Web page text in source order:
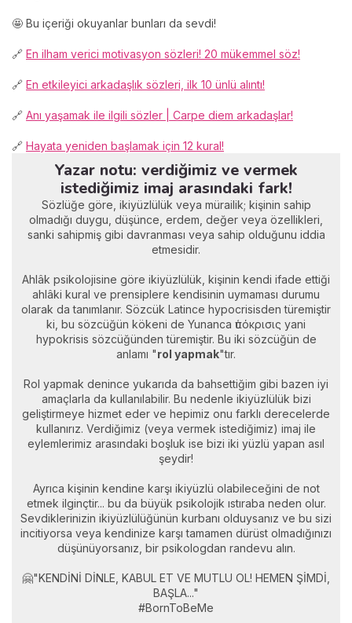
🤩 Bu içeriği okuyanlar bunları da sevdi!
🔗 En ilham verici motivasyon sözleri! 20 mükemmel söz!
🔗 En etkileyici arkadaşlık sözleri, ilk 10 ünlü alıntı!
🔗 Anı yaşamak ile ilgili sözler | Carpe diem arkadaşlar!
🔗 Hayata yeniden başlamak için 12 kural!
Yazar notu: verdiğimiz ve vermek
istediğimiz imaj arasındaki fark!
Sözlüğe göre, ikiyüzlülük veya mürailik; kişinin sahip
olmadığı duygu, düşünce, erdem, değer veya özellikleri,
sanki sahipmiş gibi davranması veya sahip olduğunu iddia
etmesidir.
Ahlâk psikolojisine göre ikiyüzlülük, kişinin kendi ifade ettiği
ahlâki kural ve prensiplere kendisinin uymaması durumu
olarak da tanımlanır. Sözcük Latince hypocrisisden türemiştir
ki, bu sözcüğün kökeni de Yunanca ὑπόκρισις yani
hypokrisis sözcüğünden türemiştir. Bu iki sözcüğün de
anlamı "rol yapmak"tır.
Rol yapmak denince yukarıda da bahsettiğim gibi bazen iyi
amaçlarla da kullanılabilir. Bu nedenle ikiyüzlülük bizi
geliştirmeye hizmet eder ve hepimiz onu farklı derecelerde
kullanırız. Verdiğimiz (veya vermek istediğimiz) imaj ile
eylemlerimiz arasındaki boşluk ise bizi iki yüzlü yapan asıl
şeydir!
Ayrıca kişinin kendine karşı ikiyüzlü olabileceğini de not
etmek ilginçtir... bu da büyük psikolojik ıstıraba neden olur.
Sevdiklerinizin ikiyüzlülüğünün kurbanı olduysanız ve bu sizi
incitiyorsa veya kendinize karşı tamamen dürüst olmadığınızı
düşünüyorsanız, bir psikologdan randevu alın.
🤗"KENDİNİ DİNLE, KABUL ET VE MUTLU OL! HEMEN ŞİMDİ,
BAŞLA..."
#BornToBeMe